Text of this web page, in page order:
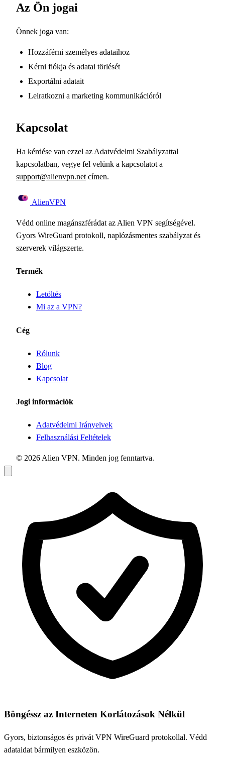
Az Ön jogai
Önnek joga van:
Hozzáférni személyes adataihoz
Kérni fiókja és adatai törlését
Exportálni adatait
Leiratkozni a marketing kommunikációról
Kapcsolat
Ha kérdése van ezzel az Adatvédelmi Szabályzattal
kapcsolatban, vegye fel velünk a kapcsolatot a
support@alienvpn.net címen.
AlienVPN
Védd online magánszférádat az Alien VPN segítségével.
Gyors WireGuard protokoll, naplózásmentes szabályzat és
szerverek világszerte.
Termék
Letöltés
Mi az a VPN?
Cég
Rólunk
Blog
Kapcsolat
Jogi információk
Adatvédelmi Irányelvek
Felhasználási Feltételek
© 2026 Alien VPN. Minden jog fenntartva.
Böngéssz az Interneten Korlátozások Nélkül
Gyors, biztonságos és privát VPN WireGuard protokollal. Védd
adataidat bármilyen eszközön.